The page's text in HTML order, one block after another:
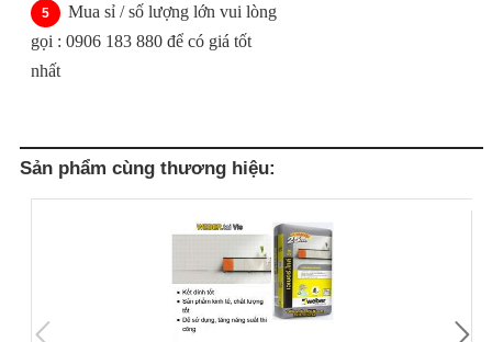
Mua sỉ / số lượng lớn vui lòng
gọi : 0906 183 880 để có giá tốt
nhất
Sản phẩm cùng thương hiệu: